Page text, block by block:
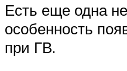
Есть еще одна
особенность
при ГВ.